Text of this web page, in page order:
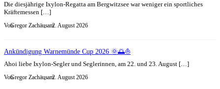
Die diesjährige Ixylon-Regatta am Bergwitzsee war weniger ein sportliches
Kräftemessen […]
VonGregor Zachäus, am2. August 2026
Ankündigung Warnemünde Cup 2026 🌞🌅⛵
Ahoi liebe Ixylon-Segler und Seglerinnen, am 22. und 23. August […]
VonGregor Zachäus, am2. August 2026